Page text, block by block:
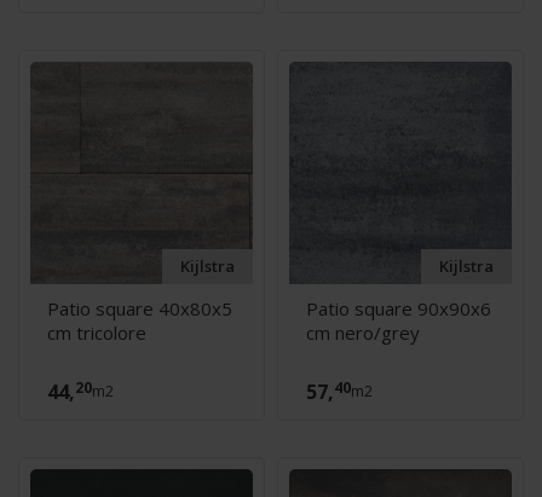
Kijlstra
Patio square 40x80x5
cm tricolore
44,20m2
Kijlstra
Patio square 90x90x6
cm nero/grey
57,40m2